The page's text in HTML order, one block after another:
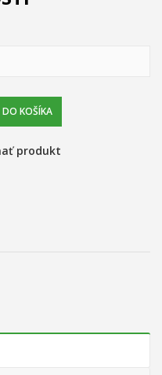
DO KOŠÍKA
produkt